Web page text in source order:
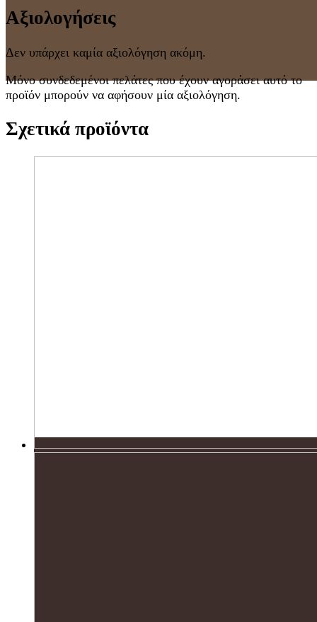
Αξιολογήσεις
Δεν υπάρχει καμία αξιολόγηση ακόμη.
Μόνο συνδεδεμένοι πελάτες που έχουν αγοράσει αυτό το
προϊόν μπορούν να αφήσουν μία αξιολόγηση.
Σχετικά προϊόντα